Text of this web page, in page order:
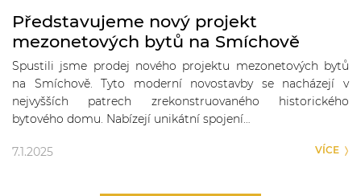
Představujeme nový projekt
mezonetových bytů na Smíchově
Spustili jsme prodej nového projektu mezonetových bytů
na Smíchově. Tyto moderní novostavby se nacházejí v
nejvyšších patrech zrekonstruovaného historického
bytového domu. Nabízejí unikátní spojení…
7.1.2025 VÍCE